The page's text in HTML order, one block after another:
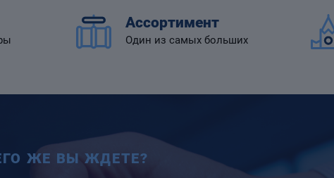
Ассортимент
Один из самых больших
ЖЕ ВЫ ЖДЕТЕ?